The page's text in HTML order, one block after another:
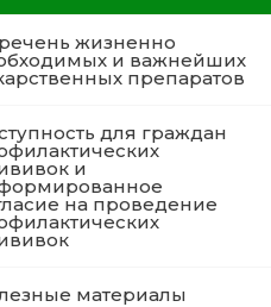
жизненно
и важнейших
препаратов
для граждан
и
на проведение
материалы